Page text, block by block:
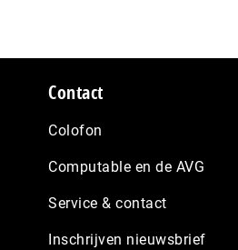
Contact
Colofon
Computable en de AVG
Service & contact
Inschrijven nieuwsbrief